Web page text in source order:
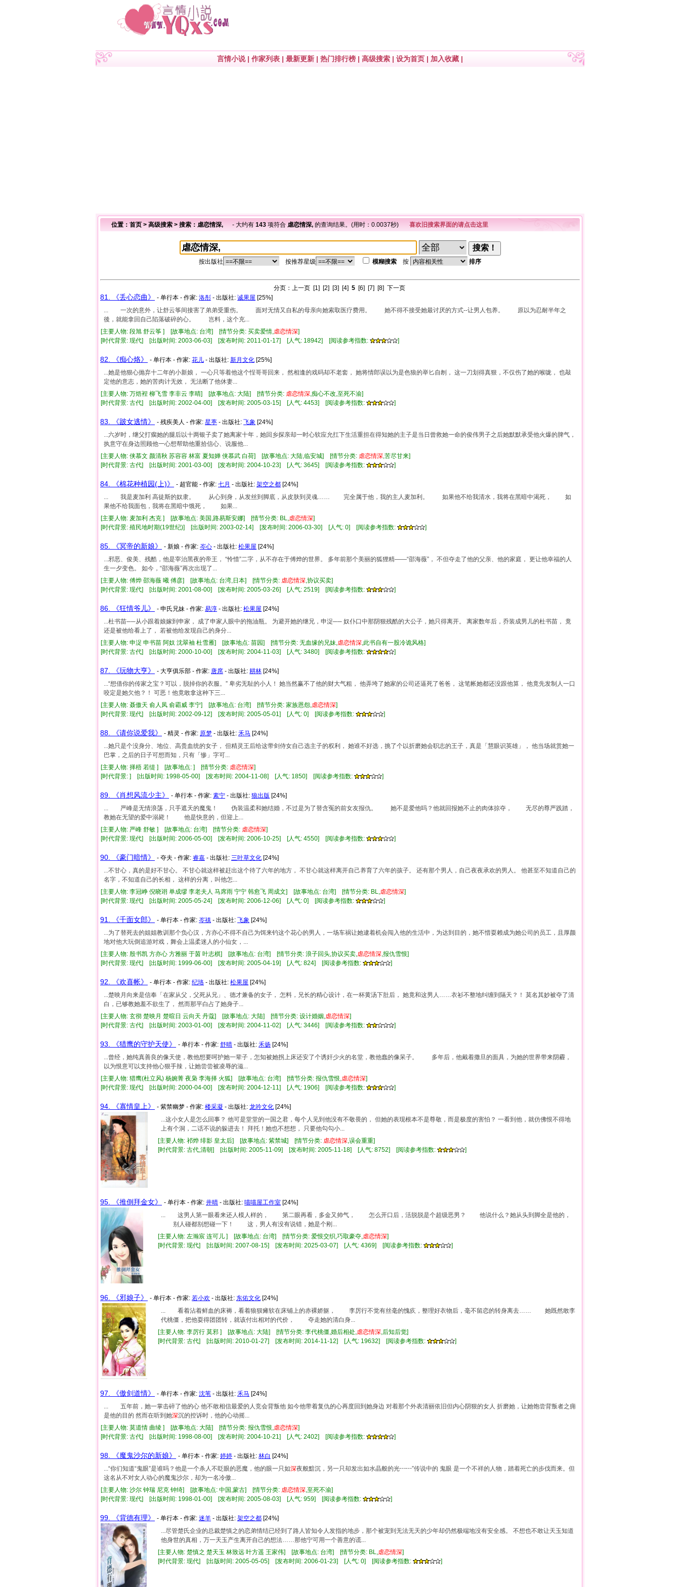
言情小说| 作家列表 | 最新更新 | 热门排行榜 | 高级搜索 | 设为首页 | 加入收藏 |
位置： 首页 > 高级搜索 > 搜索：虐恋情深, - 大约有 143 项符合 虐恋情深, 的查询结果。(用时：0.0037秒) 喜欢旧搜索界面的请点击这里
按出版社 按推荐星级 模糊搜索 按 排序
分页： 上一页 [1] [2] [3] [4] 5 [6] [7] [8] 下一页
81. 《丢心恋曲》 - 单行本 - 作家: 洛彤 - 出版社: 诚果屋 [25%]
... 一次的意外，让舒云筝间接害了弟弟受重伤。 面对无情又自私的母亲向她索取医疗费用。 她不得不接受她最讨厌的方式--让男人包养。 原以为忍耐半年之
後，就能拿回自己陷落破碎的心。 岂料，这个充...
[主要人物: 段旭 舒云筝 ] [故事地点: 台湾] [情节分类: 买卖爱情, 虐恋情深]
[时代背景: 现代] [出版时间: 2003-06-03] [发布时间: 2011-01-17] [人气: 18942] [阅读参考指数:
]
82. 《痴心烙》 - 单行本 - 作家: 花儿 - 出版社: 新月文化 [25%]
...她是他狠心抛弃十二年的小新娘， 一心只等着他这个悜哥哥回来， 然相逢的戏码却不老套， 她将情郎误以为是色狼的举匕自刎， 这一刀划得真狠，不仅伤了她的喉咙， 也敲
定他的意志，她的苦肉计无效， 无法断了他休妻...
[主要人物: 万焐裎 柳飞雪 李非云 李晴] [故事地点: 大陆] [情节分类: 虐恋情深 ,痴心不改,至死不渝]
[时代背景: 古代] [出版时间: 2002-04-00] [发布时间: 2005-03-15] [人气: 4453] [阅读参考指数:
]
83. 《跛女逃情》 - 残疾美人 - 作家: 星葶 - 出版社: 飞象 [24%]
...六岁时，继父打瘸她的腿后以十两银子卖了她离家十年，她回乡探亲却一时心软应允扛下生活重担在得知她的主子是当日曾救她一命的俊伟男子之后她默默承受他火爆的脾气，
执意守在身边照顾他一心想帮助他重拾信心、说服他...
[主要人物: 侠慕文 颜清秋 苏容容 林富 夏知婵 侠慕武 白荷] [故事地点: 大陆,临安城] [情节分类: 虐恋情深 ,苦尽甘来]
[时代背景: 古代] [出版时间: 2001-03-00] [发布时间: 2004-10-23] [人气: 3645] [阅读参考指数:
]
84. 《棉花种植园(上)》 - 超官能 - 作家: 七月 - 出版社: 架空之都 [24%]
... 我是麦加利 高徒斯的奴隶。 从心到身，从发丝到脚底，从皮肤到灵魂…… 完全属于他，我的主人麦加利。 如果他不给我清水，我将在黑暗中渴死， 如
果他不给我面包，我将在黑暗中饿死， 如果...
[主要人物: 麦加利 杰克 ] [故事地点: 美国,路易斯安娜] [情节分类: BL,
虐恋情深]
[时代背景: 殖民地时期(19世纪)] [出版时间: 2003-02-14] [发布时间: 2006-03-30] [人气: 0] [阅读参考指数:
]
85. 《冥帝的新娘》 - 新娘 - 作家: 岑心 - 出版社: 松果屋 [24%]
...邪恶、俊美、残酷，他是宰治黑夜的帝王， “怜惜”二字，从不存在于傅烨的世界。 多年前那个美丽的狐狸精——“邵海薇”， 不但夺走了他的父亲、他的家庭， 更让他幸福的人
生一夕变色。 如今，“邵海薇”再次出现了...
[主要人物: 傅烨 邵海薇 曦 傅彦] [故事地点: 台湾,日本] [情节分类: 虐恋情深 ,协议买卖]
[时代背景: 现代] [出版时间: 2001-08-00] [发布时间: 2005-03-26] [人气: 2519] [阅读参考指数:
]
86. 《狂情爷儿》 - 申氏兄妹 - 作家: 易淳 - 出版社: 松果屋 [24%]
...杜书苗──从小跟着娘嫁到申家， 成了申家人眼中的拖油瓶。 为避开她的继兄，申浞── 奴仆口中那阴狠残酷的大公子，她只得离开。 离家数年后，乔装成男儿的杜书苗， 竟
还是被他给看上了， 若被他给发现自己的身分...
[主要人物: 申浞 申书苗 阿奴 沈翠袖 杜雪雁] [故事地点: 苗园] [情节分类: 无血缘的兄妹, 虐恋情深 ,此书自有一股冷诡风格]
[时代背景: 古代] [出版时间: 2000-10-00] [发布时间: 2004-11-03] [人气: 3480] [阅读参考指数:
]
87. 《玩物大亨》 - 大亨俱乐部 - 作家: 唐席 - 出版社: 耕林 [24%]
...“想借你的传家之宝？可以，脱掉你的衣服。” 卑劣无耻的小人！ 她当然赢不了他的财大气粗， 他弄垮了她家的公司还逼死了爸爸， 这笔帐她都还没跟他算， 他竟先发制人一口
咬定是她欠他？！ 可恶！他竟敢拿这种下三...
[主要人物: 聂傲天 俞人凤 俞霸威 李宁] [故事地点: 台湾] [情节分类: 家族恩怨, 虐恋情深]
[时代背景: 现代] [出版时间: 2002-09-12] [发布时间: 2005-05-01] [人气: 0] [阅读参考指数:
]
88. 《请你说爱我》 - 精灵 - 作家: 原梦 - 出版社: 禾马 [24%]
...她只是个没身分、地位、高贵血统的女子， 但精灵王后给这带剑侍女自己选主子的权利， 她谁不好选，挑了个以折磨她会职志的王子，真是「慧眼识英雄」， 他当场就赏她一
巴掌，之后的日子可想而知，只有「惨」字可...
[主要人物: 择梧 若缇 ] [故事地点: ] [情节分类: 虐恋情深]
[时代背景: ] [出版时间: 1998-05-00] [发布时间: 2004-11-08] [人气: 1850] [阅读参考指数:
]
89. 《肖想风流少主》 - 单行本 - 作家: 素宁 - 出版社: 狼出版 [24%]
... 严峰是无情浪荡，只手遮天的魔鬼！ 伪装温柔和她结婚，不过是为了替含冤的前女友报仇。 她不是爱他吗？他就回报她不止的肉体掠夺， 无尽的尊严践踏，
教她在无望的爱中溺毙！ 他是快意的，但迎上...
[主要人物: 严峰 舒敏 ] [故事地点: 台湾] [情节分类: 虐恋情深]
[时代背景: 现代] [出版时间: 2006-05-00] [发布时间: 2006-10-25] [人气: 4550] [阅读参考指数:
]
90. 《豪门暗情》 - 夺夫 - 作家: 睿嘉 - 出版社: 三叶草文化 [24%]
...不甘心，真的是好不甘心。 不甘心就这样被赶出这个待了六年的地方， 不甘心就这样离开自己养育了六年的孩子。 还有那个男人，自己夜夜承欢的男人。 他甚至不知道自己的
名字，不知道自己的长相， 这样的分离，叫他怎...
[主要人物: 李冠峥 倪晓诩 单成缪 李老夫人 马席雨 宁宁 韩愈飞 周成文] [故事地点: 台湾] [情节分类: BL,
虐恋情深]
[时代背景: 现代] [出版时间: 2005-05-24] [发布时间: 2006-12-06] [人气: 0] [阅读参考指数:
]
91. 《千面女郎》 - 单行本 - 作家: 岑禛 - 出版社: 飞象 [24%]
...为了替死去的姐姐教训那个负心汉，方亦心不得不自己为饵来钓这个花心的男人，一场车祸让她逮着机会闯入他的生活中，为达到目的，她不惜耍赖成为她公司的员工，且厚颜
地对他大玩倒追游对戏，舞会上温柔迷人的小仙女，...
[主要人物: 殷书凯 方亦心 方雅丽 于茵 叶志棋] [故事地点: 台湾] [情节分类: 浪子回头,协议买卖, 虐恋情深 ,报仇雪恨]
[时代背景: 现代] [出版时间: 1999-06-00] [发布时间: 2005-04-19] [人气: 824] [阅读参考指数:
]
92. 《欢喜帐》 - 单行本 - 作家: 纪珞 - 出版社: 松果屋 [24%]
...楚映月向来是信奉「在家从父，父死从兄」、德才兼备的女子， 怎料，兄长的精心设计，在一杯黄汤下肚后， 她竟和这男人……衣衫不整地纠缠到隔天？！ 莫名其妙被夺了清
白，已够教她羞不欲生了， 然而那平白占了她身子...
[主要人物: 玄彻 楚映月 楚暄日 云向天 丹蔻] [故事地点: 大陆] [情节分类: 设计婚姻, 虐恋情深]
[时代背景: 古代] [出版时间: 2003-01-00] [发布时间: 2004-11-02] [人气: 3446] [阅读参考指数:
]
93. 《猎鹰的守护天使》 - 单行本 - 作家: 舒晴 - 出版社: 禾扬 [24%]
...曾经，她纯真善良的像天使，教他想要呵护她一辈子，怎知被她拐上床还安了个诱奸少火的名堂，教他蠢的像呆子。 多年后，他戴着撒旦的面具，为她的世界带来阴霾，
以为恨意可以支持他心狠手辣，让她尝尝被凌辱的滋...
[主要人物: 猎鹰(杜立风) 杨婉菁 夜枭 李海择 火狐] [故事地点: 台湾] [情节分类: 报仇雪恨, 虐恋情深]
[时代背景: 现代] [出版时间: 2000-04-00] [发布时间: 2004-12-11] [人气: 1906] [阅读参考指数:
]
94. 《寡情皇上》 - 紫禁幽梦 - 作家: 楼采凝 - 出版社: 龙吟文化 [24%]
...这小女人是怎么回事？ 他可是堂堂的一国之君，每个人见到他没有不敬畏的， 但她的表现根本不是尊敬，而是极度的害怕？ 一看到他，就仿佛恨不得地
上有个洞，二话不说的躲进去！ 拜托！她也不想想， 只要他勾勾小...
[主要人物: 祁烨 绯影 皇太后] [故事地点: 紫禁城] [情节分类: 虐恋情深 ,误会重重]
[时代背景: 古代,清朝] [出版时间: 2005-11-09] [发布时间: 2005-11-18] [人气: 8752] [阅读参考指数:
]
95. 《推倒拜金女》 - 单行本 - 作家: 井晴 - 出版社: 喵喵屋工作室 [24%]
... 这男人第一眼看来还人模人样的， 第二眼再看，多金又帅气， 怎么开口后，活脱脱是个超级恶男？ 他说什么？她从头到脚全是他的，
别人碰都别想碰一下！ 这，男人有没有说错，她是个刚...
[主要人物: 左瀚宸 连可儿 ] [故事地点: 台湾] [情节分类: 爱恨交织,巧取豪夺, 虐恋情深]
[时代背景: 现代] [出版时间: 2007-08-15] [发布时间: 2025-03-07] [人气: 4369] [阅读参考指数:
]
96. 《邪娘子》 - 单行本 - 作家: 若小欢 - 出版社: 东佑文化 [24%]
... 看着沾着鲜血的床褥，看着狼狈瘫软在床铺上的赤裸娇躯， 李厉行不觉有丝毫的愧疚，整理好衣物后，毫不留恋的转身离去…… 她既然敢李
代桃僵，把他耍得团团转，就该付出相对的代价， 夺走她的清白身...
[主要人物: 李厉行 莫邪 ] [故事地点: 大陆] [情节分类: 李代桃僵,婚后相处, 虐恋情深 ,后知后觉]
[时代背景: 古代] [出版时间: 2010-01-27] [发布时间: 2014-11-12] [人气: 19632] [阅读参考指数:
]
97. 《傲剑道情》 - 单行本 - 作家: 沈苇 - 出版社: 禾马 [24%]
... 五年前，她一掌击碎了他的心 他不敢相信最爱的人竞会背叛他 如今他带着复仇的心再度回到她身边 对着那个外表清丽依旧但内心阴狠的女人 折磨她，让她饱尝背叛者之痈
是他的目的 然而在听到她深沉的控诉时，他的心动摇...
[主要人物: 莫道情 曲绫 ] [故事地点: 大陆] [情节分类: 报仇雪恨, 虐恋情深]
[时代背景: 古代] [出版时间: 1998-08-00] [发布时间: 2004-10-21] [人气: 2402] [阅读参考指数:
]
98. 《魔鬼沙尔的新娘》 - 单行本 - 作家: 婷婷 - 出版社: 林白 [24%]
...“你们知道“鬼眼”是谁吗？他是一个杀人不眨眼的恶魔，他的眼一只如深夜般黯沉，另一只却发出如水晶般的光┅┅”传说中的 鬼眼 是一个不祥的人物，踏着死亡的步伐而来。但
这名从不对女人动心的魔鬼沙尔，却为一名冷傲...
[主要人物: 沙尔 钟瑞 尼克 钟绮] [故事地点: 中国,蒙古] [情节分类: 虐恋情深 ,至死不渝]
[时代背景: 现代] [出版时间: 1998-01-00] [发布时间: 2005-08-03] [人气: 959] [阅读参考指数:
]
99. 《背德有理》 - 单行本 - 作家: 迷羊 - 出版社: 架空之都 [24%]
...尽管楚氏企业的总裁楚慎之的恋弟情结已经到了路人皆知令人发指的地步，那个被宠到无法无天的少年却仍然极端地没有安全感。 不想也不敢让天玉知道
他身世的真相，万一天玉产生离开自己的想法……那他宁可用一个善意的谎...
[主要人物: 楚慎之 楚天玉 林致远 叶方遥 王家伟] [故事地点: 台湾] [情节分类: BL,
虐恋情深]
[时代背景: 现代] [出版时间: 2005-05-05] [发布时间: 2006-01-23] [人气: 0] [阅读参考指数:
]